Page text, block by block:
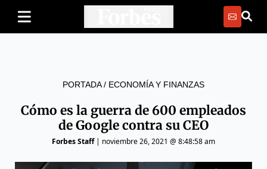
PORTADA/ ECONOMÍA Y FINANZAS
Cómo es la guerra de 600 empleados
de Google contra su CEO
Forbes Staff| noviembre 26, 2021 @ 8:48:58 am